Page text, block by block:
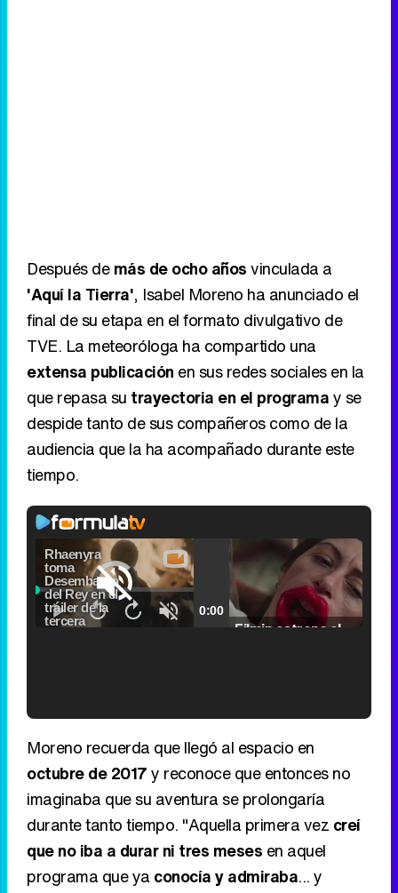
Después demás de ocho añosvinculada a
'Aquí la Tierra', Isabel Moreno ha anunciado el
final de su etapa en el formato divulgativo de
TVE. La meteoróloga ha compartido una
extensa publicación en sus redes sociales en la
que repasa su trayectoria en el programay se
despide tanto de sus compañeros como de la
audiencia que la ha acompañado durante este
tiempo.
Video
Player
is
loading.
Pause
Seek
back
Seek
Unmute Current
0:00 / Duration
2:24
Loaded:
0.00%
Remaining
2:24
Fullscreen
Tráiler de '33 días', la nueva serie de Atresplayer con Julián Villagrán y José Manuel Poga
Moreno recuerda que llegó al espacio en
octubre de 2017y reconoce que entonces no
imaginaba que su aventura se prolongaría
durante tanto tiempo. "Aquella primera vez creí
que no iba a durar ni tres meses en aquel
programa que ya conocía y admiraba... y